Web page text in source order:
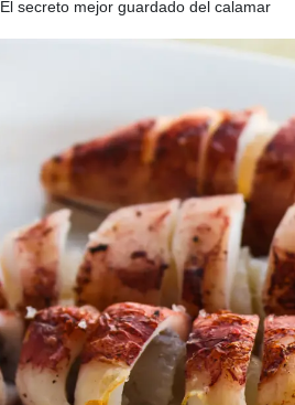
El secreto mejor guardado del calamar